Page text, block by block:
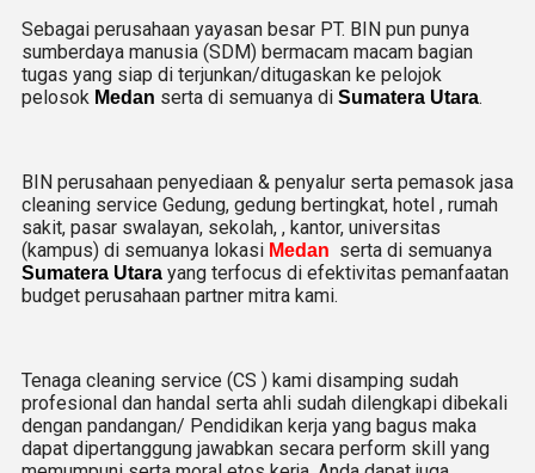
Sebagai perusahaan yayasan besar PT. BIN pun punya
sumberdaya manusia (SDM) bermacam macam bagian
tugas yang siap di terjunkan/ditugaskan ke pelojok
pelosok Medan serta di semuanya di Sumatera Utara.
BIN perusahaan penyediaan & penyalur serta pemasok jasa
cleaning service Gedung, gedung bertingkat, hotel , rumah
sakit, pasar swalayan, sekolah, , kantor, universitas
(kampus) di semuanya lokasi Medan serta di semuanya
Sumatera Utara yang terfocus di efektivitas pemanfaatan
budget perusahaan partner mitra kami.
Tenaga cleaning service (CS ) kami disamping sudah
profesional dan handal serta ahli sudah dilengkapi dibekali
dengan pandangan/ Pendidikan kerja yang bagus maka
dapat dipertanggung jawabkan secara perform skill yang